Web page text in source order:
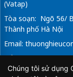
(Vatap)
Tòa soạn: Ngõ 56/
Thành phố Hà Nội
Email:
Tổng Biên Tập: Vũ
Giấy phép hoạt
Chúng tôi sử dụng